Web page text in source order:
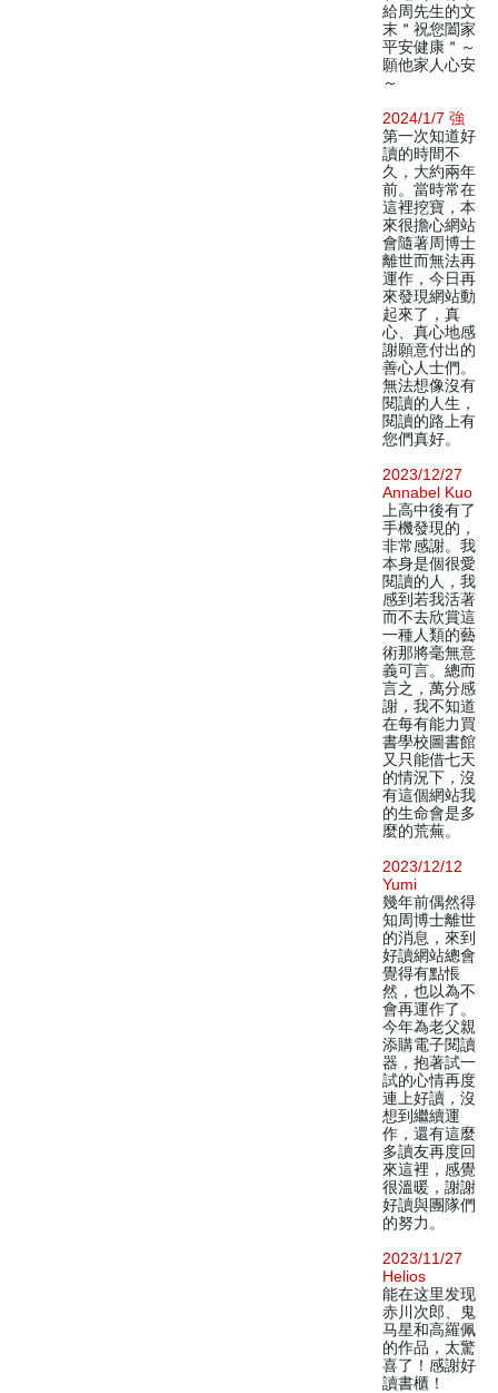
給周先生的文
末＂祝您闔家
平安健康＂～
願他家人心安
～
2024/1/7 強
第一次知道好
讀的時間不
久，大約兩年
前。當時常在
這裡挖寶，本
來很擔心網站
會隨著周博士
離世而無法再
運作，今日再
來發現網站動
起來了，真
心、真心地感
謝願意付出的
善心人士們。
無法想像沒有
閱讀的人生，
閱讀的路上有
您們真好。
2023/12/27
Annabel Kuo
上高中後有了
手機發現的，
非常感謝。我
本身是個很愛
閱讀的人，我
感到若我活著
而不去欣賞這
一種人類的藝
術那將毫無意
義可言。總而
言之，萬分感
謝，我不知道
在每有能力買
書學校圖書館
又只能借七天
的情況下，沒
有這個網站我
的生命會是多
麼的荒蕪。
2023/12/12
Yumi
幾年前偶然得
知周博士離世
的消息，來到
好讀網站總會
覺得有點悵
然，也以為不
會再運作了。
今年為老父親
添購電子閱讀
器，抱著試一
試的心情再度
連上好讀，沒
想到繼續運
作，還有這麼
多讀友再度回
來這裡，感覺
很溫暖，謝謝
好讀與團隊們
的努力。
2023/11/27
Helios
能在这里发现
赤川次郎、鬼
马星和高羅佩
的作品，太驚
喜了！感謝好
讀書櫃！